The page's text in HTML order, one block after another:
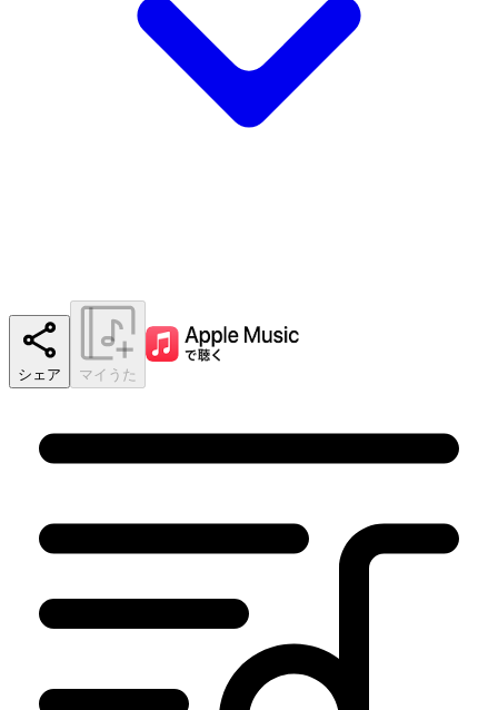
シェア マイうた